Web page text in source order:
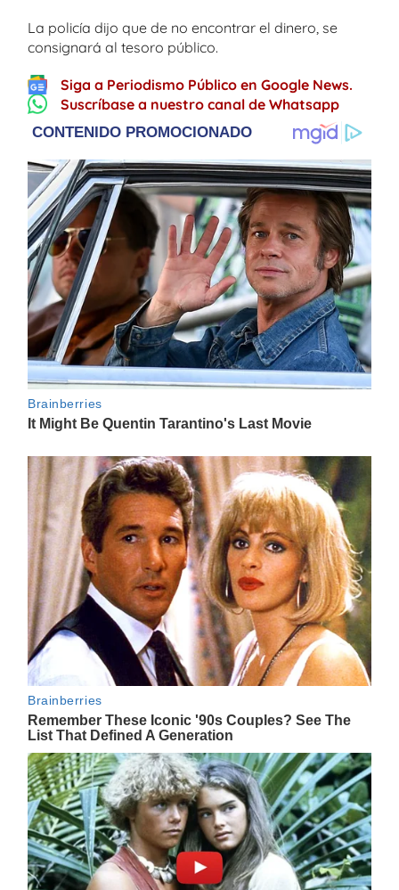
La policía dijo que de no encontrar el dinero, se
consignará al tesoro público.
Siga a Periodismo Público en Google News.
Suscríbase a nuestro canal de Whatsapp